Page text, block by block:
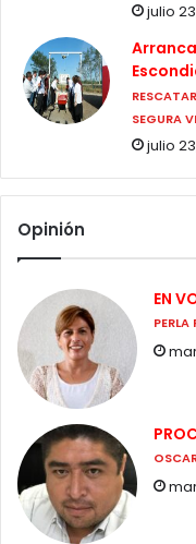
julio
SEGURA
julio
Opinión
EN
PERLA